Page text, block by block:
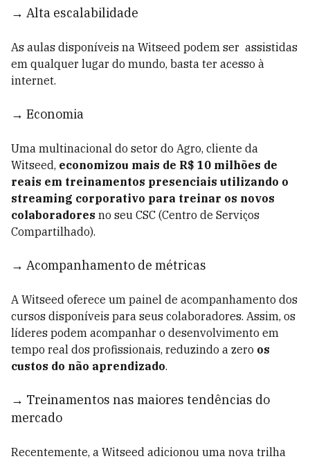
→ Alta escalabilidade
As aulas disponíveis na Witseed podem ser assistidas
em qualquer lugar do mundo, basta ter acesso à
internet.
→ Economia
Uma multinacional do setor do Agro, cliente da
Witseed, economizou mais de R$ 10 milhões de
reais em treinamentos presenciais utilizando o
streaming corporativo para treinar os novos
colaboradores no seu CSC (Centro de Serviços
Compartilhado).
→ Acompanhamento de métricas
A Witseed oferece um painel de acompanhamento dos
cursos disponíveis para seus colaboradores. Assim, os
líderes podem acompanhar o desenvolvimento em
tempo real dos profissionais, reduzindo a zero os
custos do não aprendizado.
→ Treinamentos nas maiores tendências do
mercado
Recentemente, a Witseed adicionou uma nova trilha